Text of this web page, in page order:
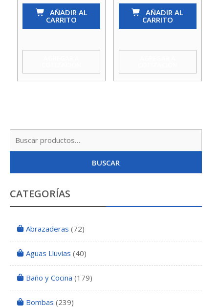
X
X
AÑADIR AL
CARRITO
X11/2
3/4
AÑADIR AL
CARRITO
BUSCAR
CATEGORÍAS
Abrazaderas (72)
Aguas Lluvias (40)
Baño y Cocina (179)
Bombas (239)